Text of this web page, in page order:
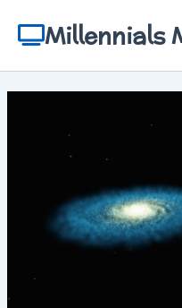
contenuMillennials